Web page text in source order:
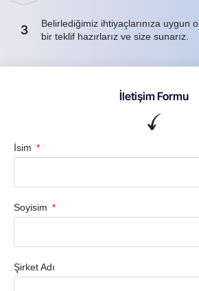
3
Belirlediğimiz ihtiyaçlarınıza uygun
bir teklif hazırlarız ve size sunarız.
İletişim Formu
İsim
Soyisim
Şirket Adı